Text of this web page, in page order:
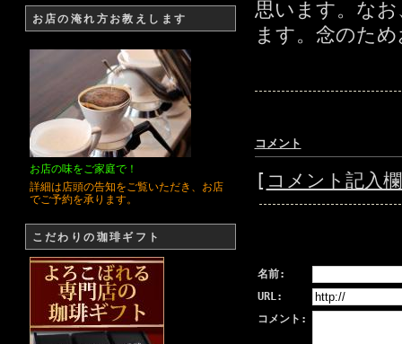
お店の淹れ方お教えします
お店の味をご家庭で！
詳細は店頭の告知をご覧いただき、お店
でご予約を承ります。
こだわりの珈琲ギフト
思います。な
ます。念のた
コメント
[ コメント記入
名前:
URL:
コメント: